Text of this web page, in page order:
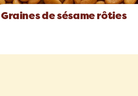
Graines de sésame rôties